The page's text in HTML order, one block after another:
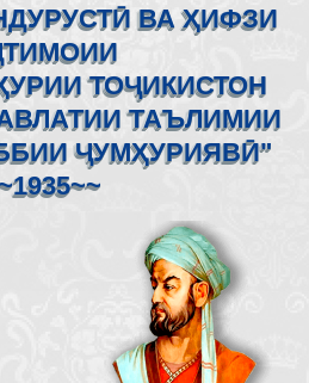
ВА ҲИФЗИ
ТОҶИКИСТОН
ТАЪЛИМИИ
ҶУМҲУРИЯВӢ"